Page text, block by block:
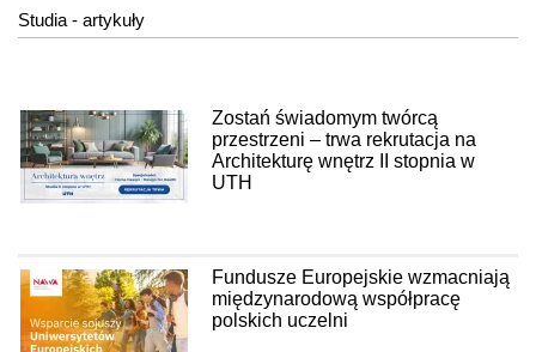
Studia - artykuły
Zostań świadomym twórcą
przestrzeni – trwa rekrutacja na
Architekturę wnętrz II stopnia w
UTH
Fundusze Europejskie wzmacniają
międzynarodową współpracę
polskich uczelni